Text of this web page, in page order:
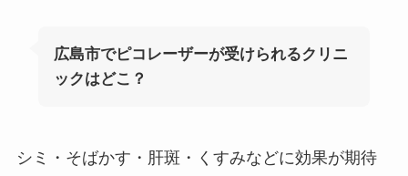
広島市でピコレーザーが受けられるクリニ
ックはどこ？
シミ・そばかす・肝斑・くすみなどに効果が期待